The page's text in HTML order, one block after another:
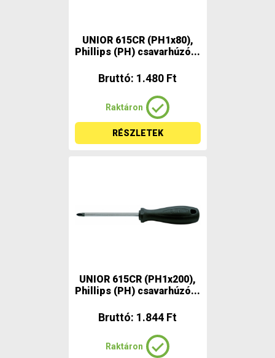
UNIOR 615CR (PH1x80),
Phillips (PH) csavarhúzó...
Bruttó: 1.480 Ft
Raktáron
RÉSZLETEK
UNIOR 615CR (PH1x200),
Phillips (PH) csavarhúzó...
Bruttó: 1.844 Ft
Raktáron